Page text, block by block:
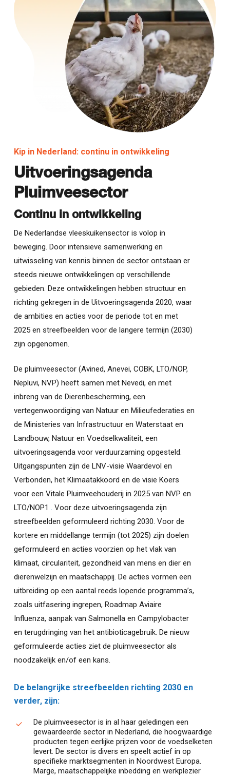
Kip in Nederland: continu in ontwikkeling
Uitvoeringsagenda
Pluimveesector
Continu in ontwikkeling
De Nederlandse vleeskuikensector is volop in
beweging. Door intensieve samenwerking en
uitwisseling van kennis binnen de sector ontstaan er
steeds nieuwe ontwikkelingen op verschillende
gebieden. Deze ontwikkelingen hebben structuur en
richting gekregen in de Uitvoeringsagenda 2020, waar
de ambities en acties voor de periode tot en met
2025 en streefbeelden voor de langere termijn (2030)
zijn opgenomen.
De pluimveesector (Avined, Anevei, COBK, LTO/NOP,
Nepluvi, NVP) heeft samen met Nevedi, en met
inbreng van de Dierenbescherming, een
vertegenwoordiging van Natuur en Milieufederaties en
de Ministeries van Infrastructuur en Waterstaat en
Landbouw, Natuur en Voedselkwaliteit, een
uitvoeringsagenda voor verduurzaming opgesteld.
Uitgangspunten zijn de LNV-visie Waardevol en
Verbonden, het Klimaatakkoord en de visie Koers
voor een Vitale Pluimveehouderij in 2025 van NVP en
LTO/NOP1 . Voor deze uitvoeringsagenda zijn
streefbeelden geformuleerd richting 2030. Voor de
kortere en middellange termijn (tot 2025) zijn doelen
geformuleerd en acties voorzien op het vlak van
klimaat, circulariteit, gezondheid van mens en dier en
dierenwelzijn en maatschappij. De acties vormen een
uitbreiding op een aantal reeds lopende programma’s,
zoals uitfasering ingrepen, Roadmap Aviaire
Influenza, aanpak van Salmonella en Campylobacter
en terugdringing van het antibioticagebruik. De nieuw
geformuleerde acties ziet de pluimveesector als
noodzakelijk en/of een kans.
De belangrijke streefbeelden richting 2030 en
verder, zijn:
De pluimveesector is in al haar geledingen een
gewaardeerde sector in Nederland, die hoogwaardige
producten tegen eerlijke prijzen voor de voedselketen
levert. De sector is divers en speelt actief in op
specifieke marktsegmenten in Noordwest Europa.
Marge, maatschappelijke inbedding en werkplezier